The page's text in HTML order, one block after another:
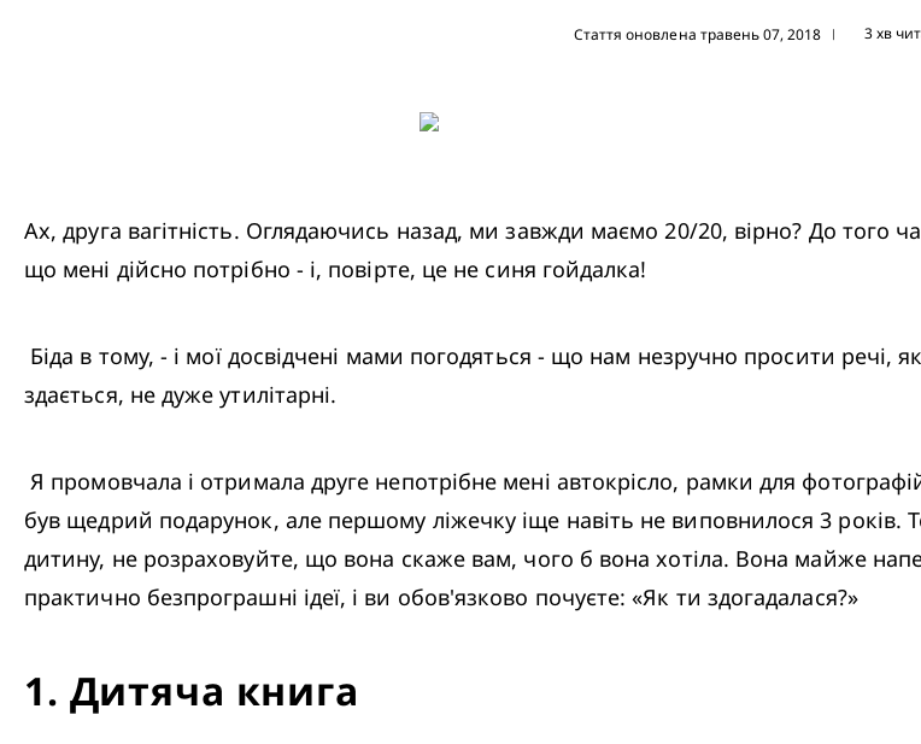
Стаття оновлена травень 07, 2018 | 3 хв
Ах, друга вагітність. Оглядаючись назад, ми завжди маємо 20/20, вірно? До того
що мені дійсно потрібно - і, повірте, це не синя гойдалка!
здається, не дуже утилітарні.
був щедрий подарунок, але першому ліжечку іще навіть не виповнилося 3 років.
дитину, не розраховуйте, що вона скаже вам, чого б вона хотіла. Вона майже
практично безпрограшні ідеї, і ви обов'язково почуєте: «Як ти здогадалася?»
1. Дитяча книга